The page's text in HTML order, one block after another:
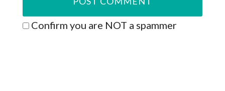
Confirm you are NOT a spammer